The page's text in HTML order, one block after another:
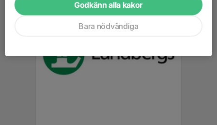
Godkänn alla kakor
Bara nödvändiga